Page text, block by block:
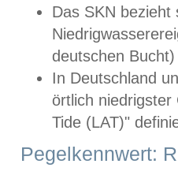
Das SKN
deutschen
In Deutschland
örtlich
Tide (LAT)"
Pegelkennwert: